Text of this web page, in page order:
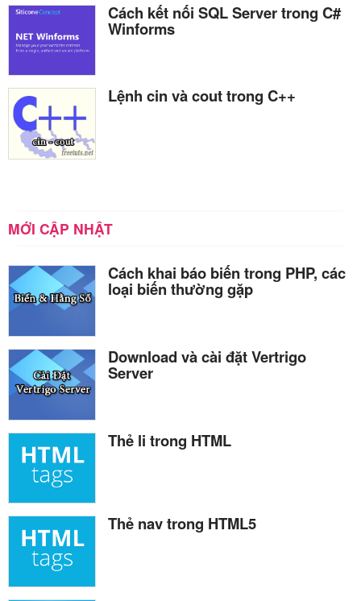
Cách kết nối SQL Server trong C#
Winforms
Lệnh cin và cout trong C++
MỚI CẬP NHẬT
Cách khai báo biến trong PHP, các
loại biến thường gặp
Download và cài đặt Vertrigo
Server
Thẻ li trong HTML
Thẻ nav trong HTML5